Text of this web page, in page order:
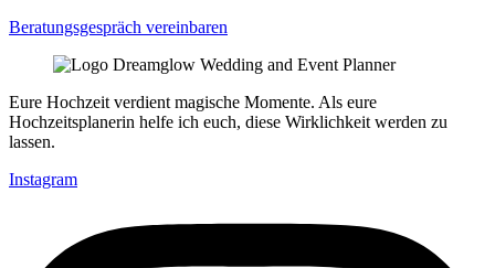
Beratungsgespräch vereinbaren
Eure Hochzeit verdient magische Momente. Als eure
Hochzeitsplanerin helfe ich euch, diese Wirklichkeit werden zu
lassen.
Instagram